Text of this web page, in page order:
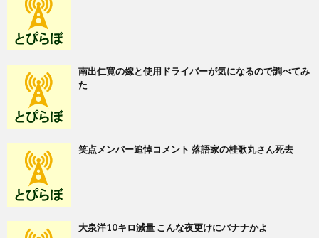
南出仁寛の嫁と使用ドライバーが気になるので調べてみ
た
笑点メンバー追悼コメント 落語家の桂歌丸さん死去
大泉洋10キロ減量 こんな夜更けにバナナかよ